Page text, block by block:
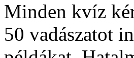
Minden kvíz
50 vadászatot